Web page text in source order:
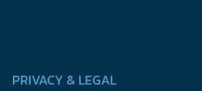
PRIVACY & LEGAL